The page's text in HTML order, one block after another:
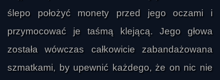
ślepo położyć monety przed jego oczami i
przymocować je taśmą klejącą. Jego głowa
została wówczas całkowicie zabandażowana
szmatkami, by upewnić każdego, że on nic nie